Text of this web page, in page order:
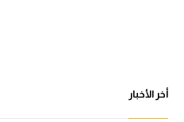
دوري أبطال أوروبا
أخر الأخبار